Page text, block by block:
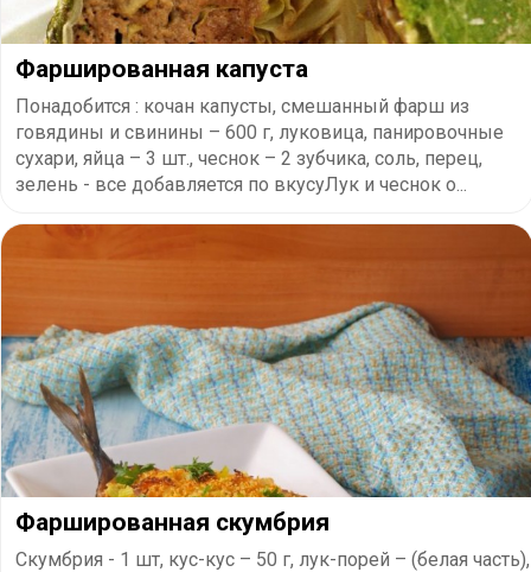
Фаршированная капуста
Понадобится : кочан капусты, смешанный фарш из
говядины и свинины – 600 г, луковица, панировочные
сухари, яйца – 3 шт., чеснок – 2 зубчика, соль, перец,
зелень - все добавляется по вкусуЛук и чеснок о...
Фаршированная скумбрия
Скумбрия - 1 шт, кус-кус – 50 г, лук-порей – (белая часть),